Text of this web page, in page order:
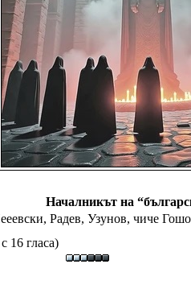
Началникът на
Радев, Узунов, чиче
16 гласа)